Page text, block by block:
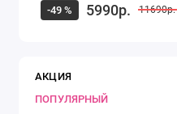
-49 % 5990р. 11690р.
АКЦИЯ
ПОПУЛЯРНЫЙ